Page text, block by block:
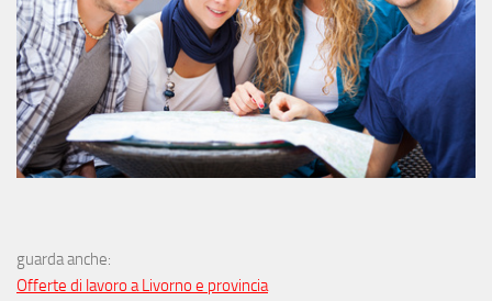
guarda anche:
Offerte di lavoro a Livorno e provincia